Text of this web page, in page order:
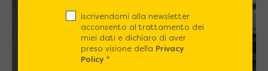
Iscrivendomi alla newsletter
acconsento al trattamento dei
miei dati e dichiaro di aver
preso visione della Privacy
Policy*